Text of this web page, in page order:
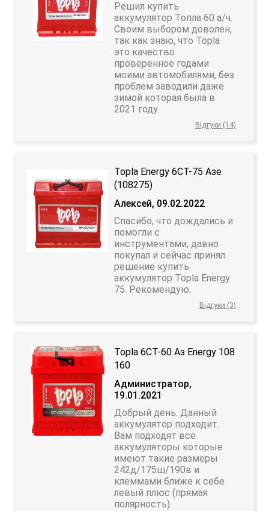
Решил купить
аккумулятор Топла 60 а/ч.
Своим выбором доволен,
так как знаю, что Topla
это качество
проверенное годами
моими автомобилями, без
проблем заводили даже
зимой которая была в
2021 году.
Відгуки (14)
Topla Energy 6CT-75 Азе
(108275)
Алексей, 09.02.2022
Спасибо, что дождались и
помогли с
инструментами, давно
покупал и сейчас принял
решение купить
аккумулятор Topla Energy
75. Рекомендую.
Відгуки (3)
Topla 6СТ-60 Аз Energy 108
160
Администратор,
19.01.2021
Добрый день. Данный
аккумулятор подходит.
Вам подходят все
аккумуляторы которые
имеют такие размеры
242д/175ш/190в и
клеммами ближе к себе
левый плюс (прямая
полярность).